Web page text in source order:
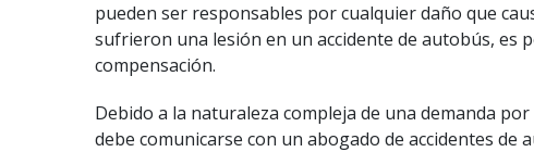
pueden ser responsables por cualquier daño que
sufrieron una lesión en un accidente de autobús, es
compensación.
Debido a la naturaleza compleja de una demanda
debe comunicarse con un abogado de accidentes de